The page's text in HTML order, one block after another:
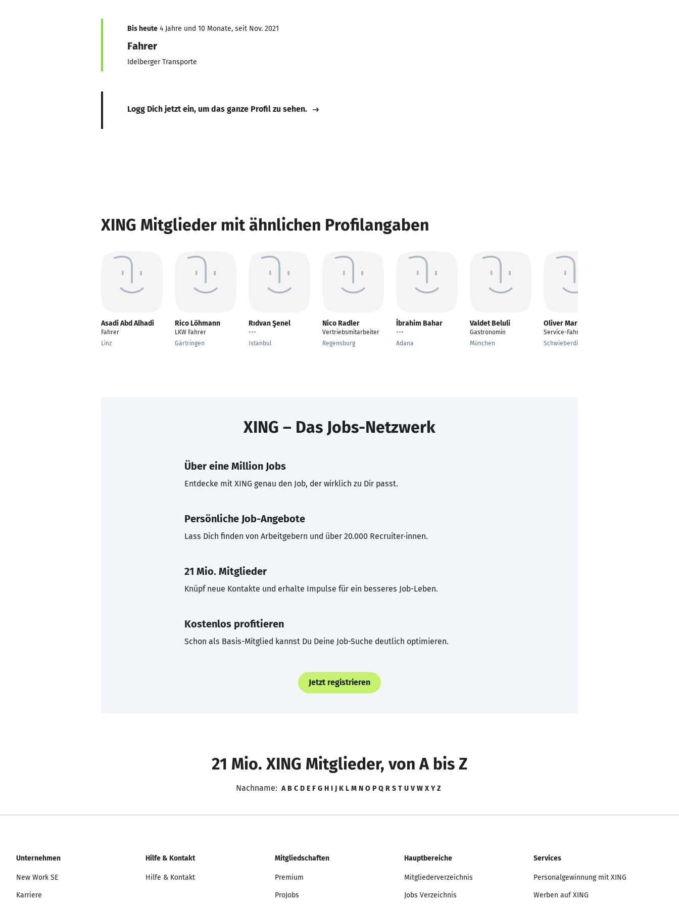
Bis heute 4 Jahre und 10 Monate, seit Nov. 2021
Fahrer
Idelberger Transporte
Logg Dich jetzt ein, um das ganze Profil zu sehen.
XING Mitglieder mit ähnlichen Profilangaben
Asadi Abd Alhadi
Fahrer
Linz
Rico Löhmann
LKW Fahrer
Gärtringen
Rıdvan Şenel
---
Istanbul
Nico Radler
Vertriebsmitarbeiter
Regensburg
İbrahim Bahar
---
Adana
Valdet Beluli
Gastronomin
München
Oliver Marks
Service-Fahrer
Schwieberdingen
XING – Das Jobs-Netzwerk
Über eine Million Jobs
Entdecke mit XING genau den Job, der wirklich zu Dir passt.
Persönliche Job-Angebote
Lass Dich finden von Arbeitgebern und über 20.000 Recruiter·innen.
21 Mio. Mitglieder
Knüpf neue Kontakte und erhalte Impulse für ein besseres Job-Leben.
Kostenlos profitieren
Schon als Basis-Mitglied kannst Du Deine Job-Suche deutlich optimieren.
Jetzt registrieren
21 Mio. XING Mitglieder, von A bis Z
Nachname: A B C D E F G H I J K L M N O P Q R S T U V W X Y Z
Unternehmen
New Work SE
Karriere
Hilfe & Kontakt
Hilfe & Kontakt
Mitgliedschaften
Premium
ProJobs
Hauptbereiche
Mitgliederverzeichnis
Jobs Verzeichnis
Services
Personalgewinnung mit XING
Werben auf XING